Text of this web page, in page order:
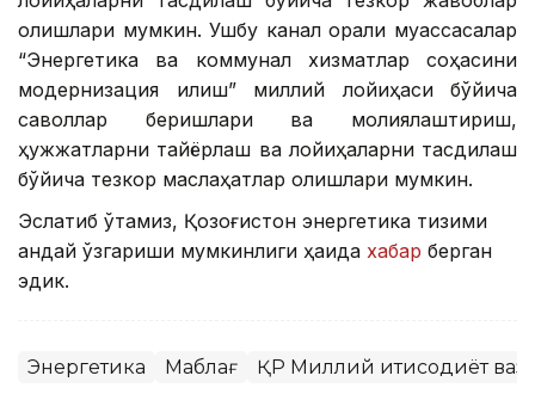
олишлари мумкин. Ушбу канал орқали муассасалар
“Энергетика ва коммунал хизматлар соҳасини
модернизация қилиш” миллий лойиҳаси бўйича
саволлар беришлари ва молиялаштириш,
ҳужжатларни тайёрлаш ва лойиҳаларни тасдиқлаш
бўйича тезкор маслаҳатлар олишлари мумкин.
Эслатиб ўтамиз, Қозоғистон энергетика тизими
қандай ўзгариши мумкинлиги ҳақида хабар берган
эдик.
Энергетика Маблағ ҚР Миллий иқтисодиёт